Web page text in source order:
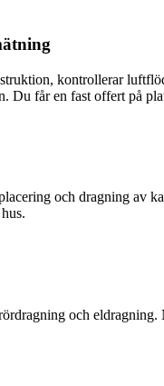
kontrollerar
Du får en fast offert på
och dragning av
och eldragning.